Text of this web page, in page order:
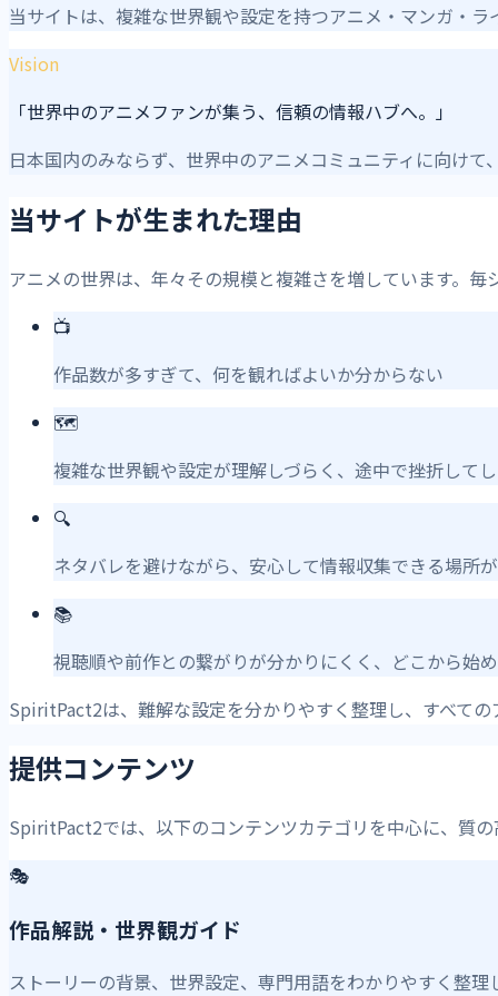
当サイトは、複雑な世界観や設定を持つアニメ・マンガ・
Vision
「世界中のアニメファンが集う、信頼の情報ハブへ。」
日本国内のみならず、世界中のアニメコミュニティに向けて
当サイトが生まれた理由
アニメの世界は、年々その規模と複雑さを増しています。
📺
作品数が多すぎて、何を観ればよいか分からない
🗺️
複雑な世界観や設定が理解しづらく、途中で挫折して
🔍
ネタバレを避けながら、安心して情報収集できる場所
📚
視聴順や前作との繋がりが分かりにくく、どこから始
SpiritPact2は、難解な設定を分かりやすく整理し、すべて
提供コンテンツ
SpiritPact2では、以下のコンテンツカテゴリを中心に、質
🎭
作品解説・世界観ガイド
ストーリーの背景、世界設定、専門用語をわかりやすく整理